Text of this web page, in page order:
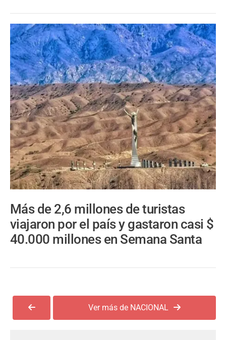
Más de 2,6 millones de turistas
viajaron por el país y gastaron casi $
40.000 millones en Semana Santa
Ver más de NACIONAL